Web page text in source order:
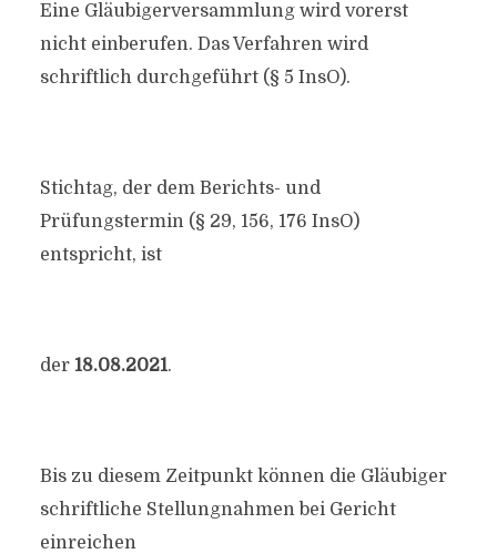
Eine Gläubigerversammlung wird vorerst
nicht einberufen. Das Verfahren wird
schriftlich durchgeführt (§ 5 InsO).
Stichtag, der dem Berichts- und
Prüfungstermin (§ 29, 156, 176 InsO)
entspricht, ist
der 18.08.2021.
Bis zu diesem Zeitpunkt können die Gläubiger
schriftliche Stellungnahmen bei Gericht
einreichen